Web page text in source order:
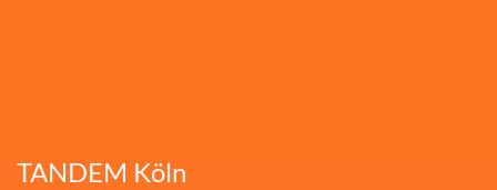
TANDEM Köln